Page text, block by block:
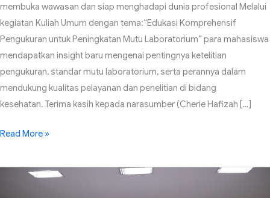
membuka wawasan dan siap menghadapi dunia profesional Melalui
kegiatan Kuliah Umum dengan tema:“Edukasi Komprehensif
Pengukuran untuk Peningkatan Mutu Laboratorium” para mahasiswa
mendapatkan insight baru mengenai pentingnya ketelitian
pengukuran, standar mutu laboratorium, serta perannya dalam
mendukung kualitas pelayanan dan penelitian di bidang
kesehatan. Terima kasih kepada narasumber (Cherie Hafizah […]
Read More »
Didukung